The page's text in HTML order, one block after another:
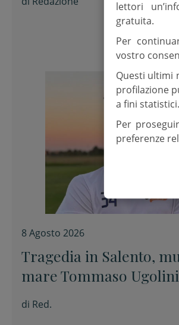
8 Agosto 2026
Tragedia in Salento,
mare Tommaso
primario di Chirurgia e
della consigliera
di Red.
lettori
gratuita.
Per
vostro
Questi ultimi
profilazione
a fini statistici.
Per
preferenze